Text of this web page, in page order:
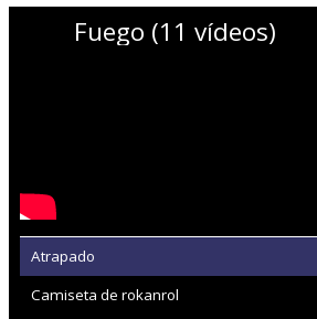
Fuego (11 vídeos)
Atrapado
Camiseta de rokanrol